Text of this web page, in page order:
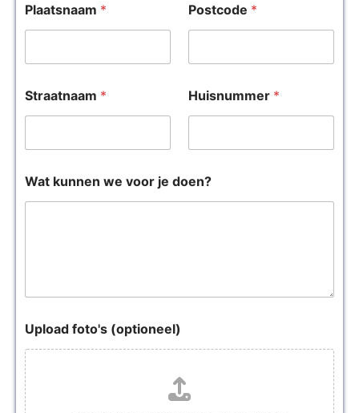
Plaatsnaam * Postcode *
Straatnaam * Huisnummer *
Wat kunnen we voor je doen?
Upload foto's (optioneel)